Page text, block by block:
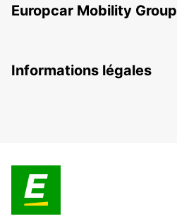
Europcar Mobility Group
Informations légales